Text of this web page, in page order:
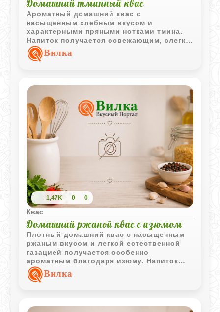
Домашний тминный квас
Ароматный домашний квас с
насыщенным хлебным вкусом и
характерными пряными нотками тмина.
Напиток получается освежающим, слегка
терпким и особенно приятным после
охлаждения.
Вилка
1,47K 0 0
Квас
Домашний ржаной квас с изюмом
Плотный домашний квас с насыщенным
ржаным вкусом и легкой естественной
газацией получается особенно
ароматным благодаря изюму. Напиток
выходит густоватым, бодрящим и очень
похожим на старинный хлебный квас
Вилка